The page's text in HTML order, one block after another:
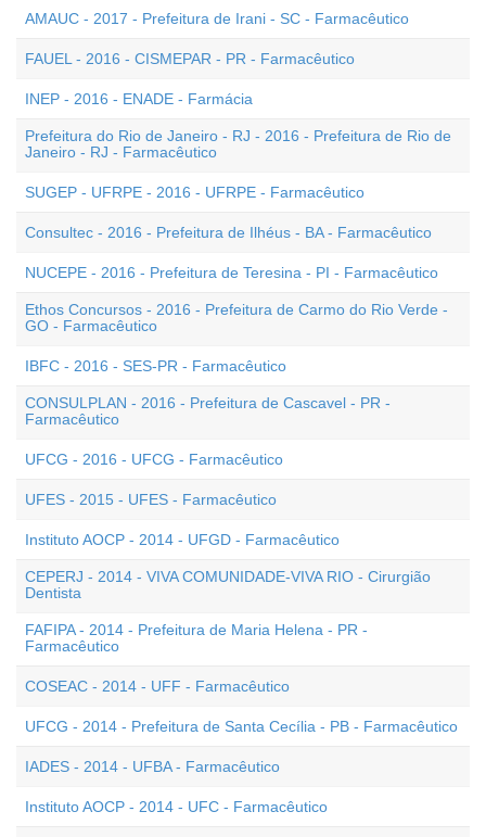
AMAUC - 2017 - Prefeitura de Irani - SC - Farmacêutico
FAUEL - 2016 - CISMEPAR - PR - Farmacêutico
INEP - 2016 - ENADE - Farmácia
Prefeitura do Rio de Janeiro - RJ - 2016 - Prefeitura de Rio de
Janeiro - RJ - Farmacêutico
SUGEP - UFRPE - 2016 - UFRPE - Farmacêutico
Consultec - 2016 - Prefeitura de Ilhéus - BA - Farmacêutico
NUCEPE - 2016 - Prefeitura de Teresina - PI - Farmacêutico
Ethos Concursos - 2016 - Prefeitura de Carmo do Rio Verde -
GO - Farmacêutico
IBFC - 2016 - SES-PR - Farmacêutico
CONSULPLAN - 2016 - Prefeitura de Cascavel - PR -
Farmacêutico
UFCG - 2016 - UFCG - Farmacêutico
UFES - 2015 - UFES - Farmacêutico
Instituto AOCP - 2014 - UFGD - Farmacêutico
CEPERJ - 2014 - VIVA COMUNIDADE-VIVA RIO - Cirurgião
Dentista
FAFIPA - 2014 - Prefeitura de Maria Helena - PR -
Farmacêutico
COSEAC - 2014 - UFF - Farmacêutico
UFCG - 2014 - Prefeitura de Santa Cecília - PB - Farmacêutico
IADES - 2014 - UFBA - Farmacêutico
Instituto AOCP - 2014 - UFC - Farmacêutico